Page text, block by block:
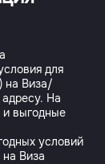
для
на Виза/
На
и выгодные
условий
Виза